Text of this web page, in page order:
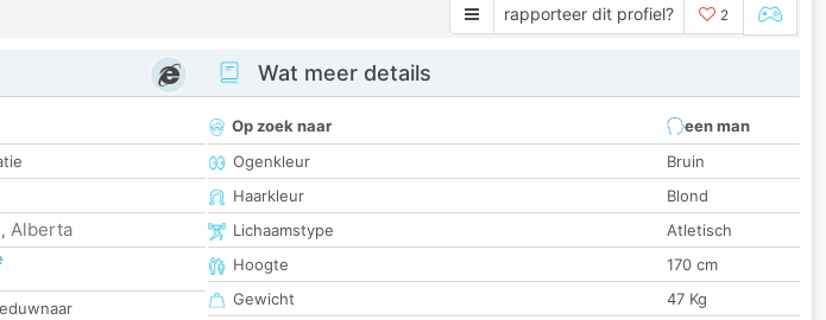
rapporteer dit profiel? 2
, Alberta
Wat meer details
Op zoek naar
een man
Ogenkleur
Bruin
Haarkleur
Blond
Lichaamstype
Atletisch
Hoogte
170 cm
Gewicht
47 Kg